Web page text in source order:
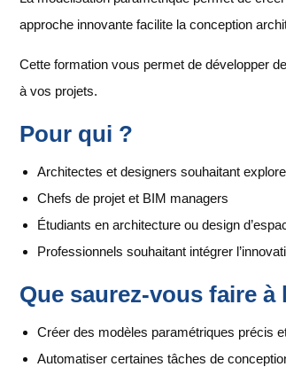
approche innovante facilite la conception
Cette formation vous permet de développer
à vos projets.
Pour qui ?
Architectes et designers souhaitant
Chefs de projet et BIM managers
Étudiants en architecture ou design
Professionnels souhaitant intégrer
Que saurez-vous faire
Créer des modèles paramétriques précis
Automatiser certaines tâches de